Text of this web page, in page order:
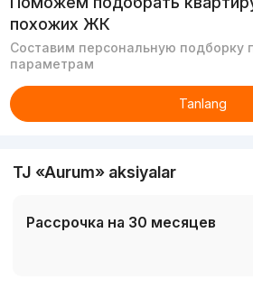
похожих ЖК
Составим персональную подборку
параметрам
Tanlang
TJ «Aurum» aksiyalar
Рассрочка на 30 месяцев